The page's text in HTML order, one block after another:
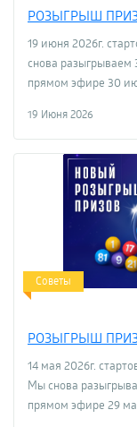
РОЗЫГРЫШ
19 июня 2026г.
снова разыгрываем
прямом эфире 30
19 Июня 2026
Советы
РОЗЫГРЫШ
14 мая 2026г.
Мы снова
прямом эфире 29